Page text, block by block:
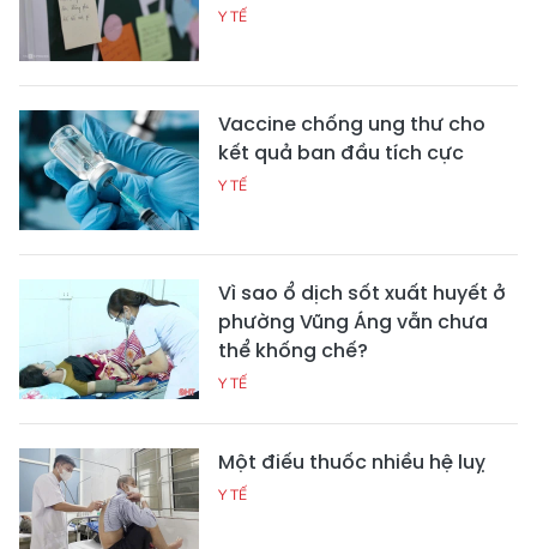
Y TẾ
Vaccine chống ung thư cho
kết quả ban đầu tích cực
Y TẾ
Vì sao ổ dịch sốt xuất huyết ở
phường Vũng Áng vẫn chưa
thể khống chế?
Y TẾ
Một điếu thuốc nhiều hệ luỵ
Y TẾ